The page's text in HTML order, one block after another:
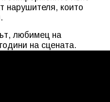
нарушителя, които
любимец на
на сцената.